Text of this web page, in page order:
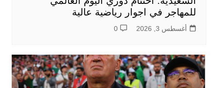
للمهاجر في اجوار رياضية عالية
أغسطس 3, 2026 0